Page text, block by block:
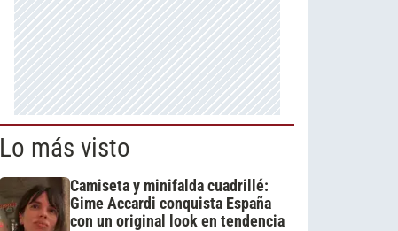
Lo más visto
Camiseta y minifalda cuadrillé:
Gime Accardi conquista España
con un original look en tendencia